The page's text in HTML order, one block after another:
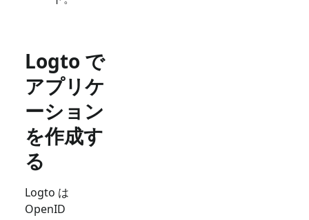
Logto で
アプリケ
ーション
を作成す
る
Logto は
OpenID